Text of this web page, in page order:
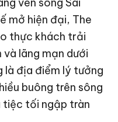
mở hiện đại, The
thực khách trải
và lãng mạn dưới
là địa điểm lý tưởng
buông trên sông
tối ngập tràn